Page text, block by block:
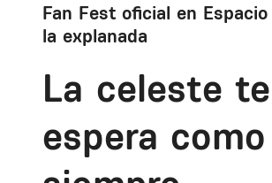
Fan Fest oficial en
la explanada
La celeste te
espera como